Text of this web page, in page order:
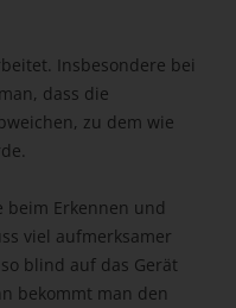
Insbesondere bei
dass die
zu dem wie
beim Erkennen und
viel aufmerksamer
blind auf das Gerät
bekommt man den